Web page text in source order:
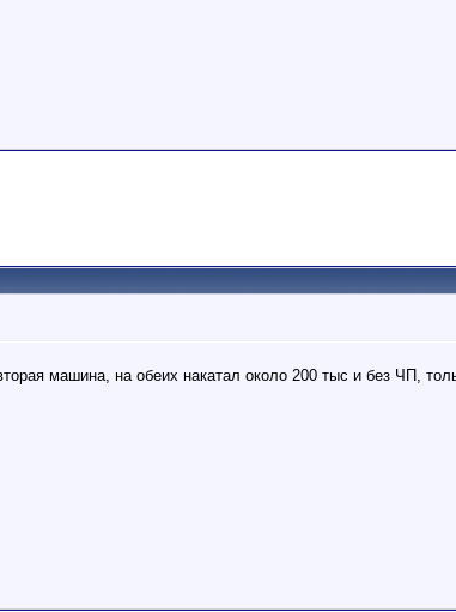
машина, на обеих накатал около 200 тыс и без ЧП,